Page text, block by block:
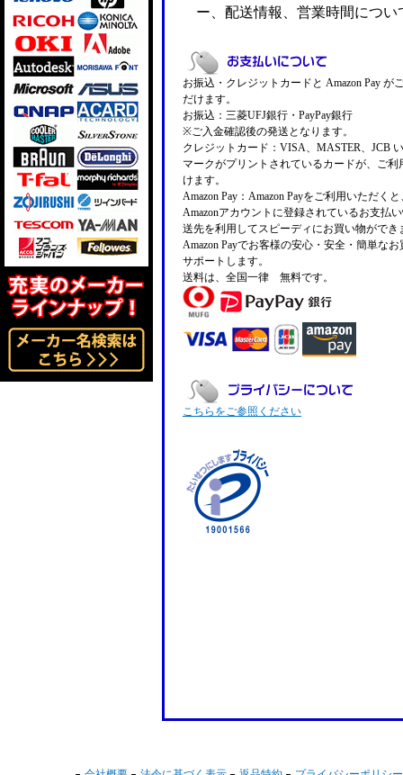
ー、配送情報、営業時間につ
お振込・クレジットカードと Amazon Pay が
だけます。
お振込：三菱UFJ銀行・PayPay銀行
※ご入金確認後の発送となります。
クレジットカード：VISA、MASTER、JCB
マークがプリントされているカードが、ご利
けます。
Amazon Pay：Amazon Payをご利用いただく
Amazonアカウントに登録されているお支払
送先を利用してスピーディにお買い物ができ
Amazon Payでお客様の安心・安全・簡単な
サポートします。
送料は、全国一律 無料です。
こちらをご参照ください